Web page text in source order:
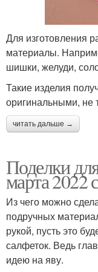
Для изготовления
материалы.
шишки, желуди,
Такие изделия
оригинальными, не
читать дальше →
Поделки
марта 2022
Из чего можно
подручных
рукой, пусть это
салфеток. Ведь
идею на яву.